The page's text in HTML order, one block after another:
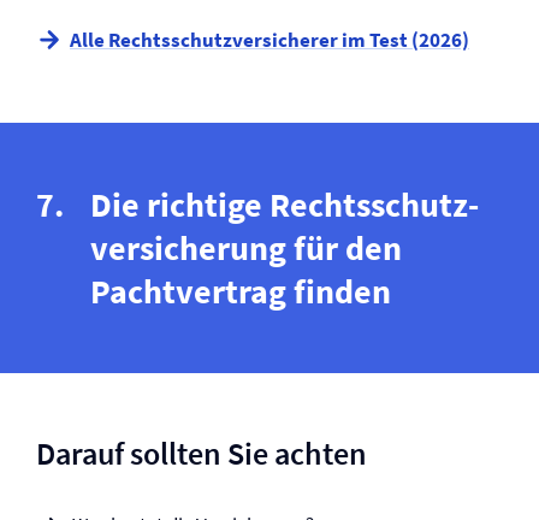
Alle Rechtsschutz­versicherer im Test (2026)
Die richtige Rechtsschutz­
versicherung für den
Pachtvertrag finden
Darauf sollten Sie achten